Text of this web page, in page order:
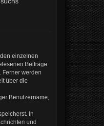
einzelnen
Beiträge
Ferner werden
über die
Benutzername,
In
und